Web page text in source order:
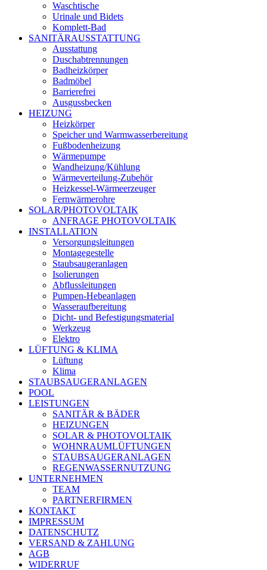
Waschtische
Urinale und Bidets
Komplett-Bad
SANITÄRAUSSTATTUNG
Ausstattung
Duschabtrennungen
Badheizkörper
Badmöbel
Barrierefrei
Ausgussbecken
HEIZUNG
Heizkörper
Speicher und Warmwasserbereitung
Fußbodenheizung
Wärmepumpe
Wandheizung/Kühlung
Wärmeverteilung-Zubehör
Heizkessel-Wärmeerzeuger
Fernwärmerohre
SOLAR/PHOTOVOLTAIK
ANFRAGE PHOTOVOLTAIK
INSTALLATION
Versorgungsleitungen
Montagegestelle
Staubsaugeranlagen
Isolierungen
Abflussleitungen
Pumpen-Hebeanlagen
Wasseraufbereitung
Dicht- und Befestigungsmaterial
Werkzeug
Elektro
LÜFTUNG & KLIMA
Lüftung
Klima
STAUBSAUGERANLAGEN
POOL
LEISTUNGEN
SANITÄR & BÄDER
HEIZUNGEN
SOLAR & PHOTOVOLTAIK
WOHNRAUMLÜFTUNGEN
STAUBSAUGERANLAGEN
REGENWASSERNUTZUNG
UNTERNEHMEN
TEAM
PARTNERFIRMEN
KONTAKT
IMPRESSUM
DATENSCHUTZ
VERSAND & ZAHLUNG
AGB
WIDERRUF